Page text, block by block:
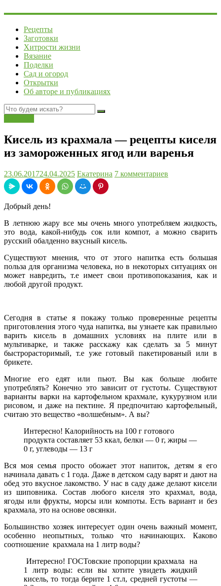
Рецепты
Заготовки
Хитрости жизни
Вязание
Поделки
Сад и огород
Открытки
Об авторе и публикациях
Кисель из крахмала — рецепты киселя
из замороженных ягод или варенья
23.06.201724.04.2025 Екатерина 7 комментариев
Добрый день!
В летнюю жару все мы очень много употребляем жидкость,
это вода, какой-нибудь сок или компот, а можно сварить
русский обалденно вкусный кисель.
Существуют мнения, что от этого напитка есть большая
польза для организма человека, но в некоторых ситуациях он
может навредить, т.е имеет свои противопоказания, как и
любой другой продукт.
Сегодня в статье я покажу только проверенные рецепты
приготовления этого чуда напитка, вы узнаете как правильно
варить кисель в домашних условиях на плите или в
мультиварке, и также расскажу как сделать за 5 минут
быстрорасторимый, т.е уже готовый пакетированый или в
брикете.
Многие его едят или пьют. Вы как больше любите
употреблять? Конечно это зависит от густоты. Существуют
варианты варки на картофельном крахмале, кукурузном или
рисовом, и даже на пектине. Я предпочитаю картофельный,
считаю это вещество «волшебным». А вы?
Интересно! Калорийность на 100 г готового
продукта составляет 53 ккал, белки — 0 г, жиры —
0 г, углеводы — 13 г
Вся моя семья просто обожает этот напиток, детям я его
начинала давать с 1 года. Даже в детском саду варят и дают на
обед это вкусное лакомство. У нас в саду даже делают кисели
из шиповника. Состав любого киселя это крахмал, вода,
ягоды или фрукты, морсы или компоты. Есть вариант и без
крахмала, это на основе овсянки.
Большинство хозяек интересует один очень важный момент,
особенно неопытных, только что начинающих. Каково
соотношение крахмала на 1 литр воды?
Интересно! ГОСТовские пропорции крахмала на
1 литр воды: если вы хотите увидеть жидкий
кисель, то тогда берите 1 ст.л, средней густоты —